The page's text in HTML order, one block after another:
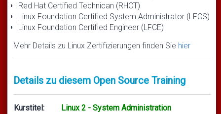
Red Hat Certified Technican (RHCT)
Linux Foundation Certified System Administrator (LFCS)
Linux Foundation Certified Engineer (LFCE)
Mehr Details zu Linux Zertifizierungen finden Sie hier
Details zu diesem Open Source Training
Kurstitel:
Linux 2 - System Administration